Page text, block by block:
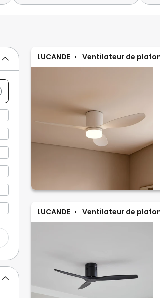
LUCANDE Ventilateur de
LUCANDE Ventilateur de